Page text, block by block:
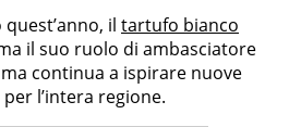
il tartufo bianco
il suo ruolo di ambasciatore
ma continua a ispirare nuove
l’intera regione.